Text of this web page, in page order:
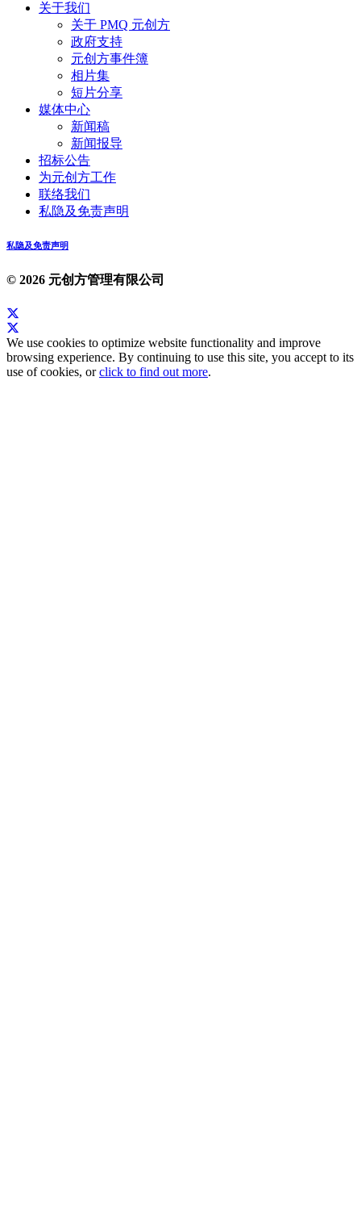
关于我们
关于 PMQ 元创方
政府支持
元创方事件簿
相片集
短片分享
媒体中心
新闻稿
新闻报导
招标公告
为元创方工作
联络我们
私隐及免责声明
私隐及免责声明
© 2026 元创方管理有限公司
We use cookies to optimize website functionality and improve
browsing experience. By continuing to use this site, you accept to its
use of cookies, orclick to find out more.